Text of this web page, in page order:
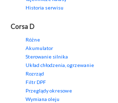
Historia serwisu
Corsa D
Różne
Akumulator
Sterowanie silnika
Układ chłodzenia, ogrzewanie
Rozrząd
Filtr DPF
Przeglądy okresowe
Wymiana oleju